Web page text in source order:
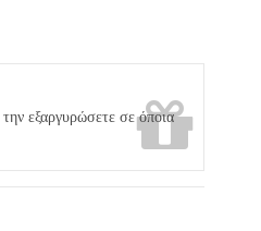
εξαργυρώσετε σε όποια